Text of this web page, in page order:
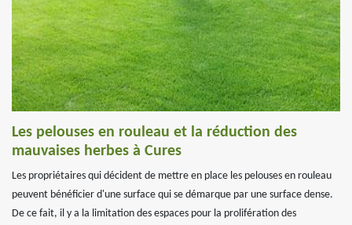
Les pelouses en rouleau et la réduction des
mauvaises herbes à Cures
Les propriétaires qui décident de mettre en place les pelouses en rouleau
peuvent bénéficier d'une surface qui se démarque par une surface dense.
De ce fait, il y a la limitation des espaces pour la prolifération des